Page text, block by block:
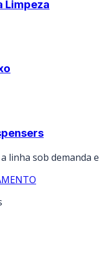
Limpeza
linha sob demanda